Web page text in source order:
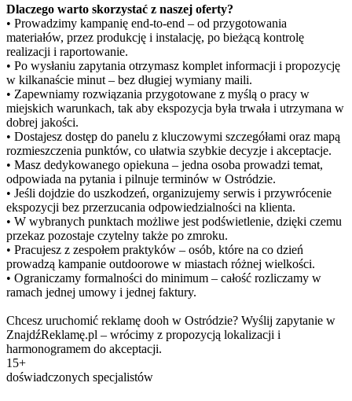
Dlaczego warto skorzystać z naszej oferty?
• Prowadzimy kampanię end-to-end – od przygotowania
materiałów, przez produkcję i instalację, po bieżącą kontrolę
realizacji i raportowanie.
• Po wysłaniu zapytania otrzymasz komplet informacji i propozycję
w kilkanaście minut – bez długiej wymiany maili.
• Zapewniamy rozwiązania przygotowane z myślą o pracy w
miejskich warunkach, tak aby ekspozycja była trwała i utrzymana w
dobrej jakości.
• Dostajesz dostęp do panelu z kluczowymi szczegółami oraz mapą
rozmieszczenia punktów, co ułatwia szybkie decyzje i akceptacje.
• Masz dedykowanego opiekuna – jedna osoba prowadzi temat,
odpowiada na pytania i pilnuje terminów w Ostródzie.
• Jeśli dojdzie do uszkodzeń, organizujemy serwis i przywrócenie
ekspozycji bez przerzucania odpowiedzialności na klienta.
• W wybranych punktach możliwe jest podświetlenie, dzięki czemu
przekaz pozostaje czytelny także po zmroku.
• Pracujesz z zespołem praktyków – osób, które na co dzień
prowadzą kampanie outdoorowe w miastach różnej wielkości.
• Ograniczamy formalności do minimum – całość rozliczamy w
ramach jednej umowy i jednej faktury.
Chcesz uruchomić reklamę dooh w Ostródzie? Wyślij zapytanie w
ZnajdźReklamę.pl – wrócimy z propozycją lokalizacji i
harmonogramem do akceptacji.
15+
doświadczonych specjalistów